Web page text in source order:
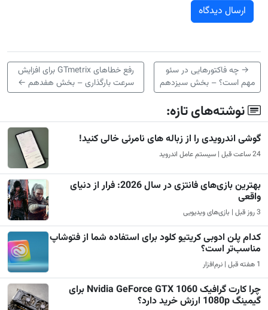
→ چه فاکتورهایی در سئو
مهم است؟ – بخش سیزدهم
رفع خطاهای GTmetrix برای افزایش
سرعت بارگذاری – بخش هفدهم ←
نوشته‌های تازه:
گوشی اندرویدی را از زباله های نامرئی خالی کنید!
24 ساعت قبل | سیستم عامل اندروید
بهترین بازی‌های فانتزی در سال 2026: فرار از دنیای
واقعی
3 روز قبل | بازی‌های ویدیویی
کدام پلن ادوبی کریتیو کلود برای استفاده شما از فتوشاپ
مناسب‌تر است؟
1 هفته قبل | نرم‌افزار
چرا کارت گرافیک Nvidia GeForce GTX 1060 برای
گیمینگ 1080p ارزش خرید دارد؟